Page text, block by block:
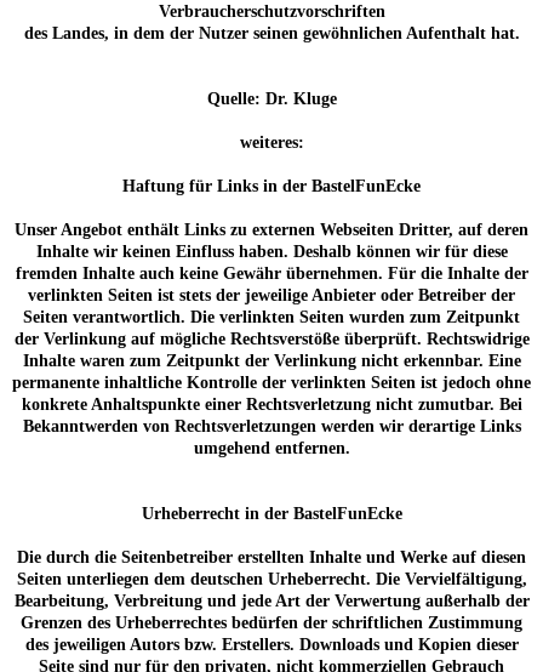
Verbraucherschutzvorschriften
des Landes, in dem der Nutzer seinen gewöhnlichen Aufenthalt hat.
Quelle: Dr. Kluge
weiteres:
Haftung für Links in der BastelFunEcke
Unser Angebot enthält Links zu externen Webseiten Dritter, auf deren
Inhalte wir keinen Einfluss haben. Deshalb können wir für diese
fremden Inhalte auch keine Gewähr übernehmen. Für die Inhalte der
verlinkten Seiten ist stets der jeweilige Anbieter oder Betreiber der
Seiten verantwortlich. Die verlinkten Seiten wurden zum Zeitpunkt
der Verlinkung auf mögliche Rechtsverstöße überprüft. Rechtswidrige
Inhalte waren zum Zeitpunkt der Verlinkung nicht erkennbar. Eine
permanente inhaltliche Kontrolle der verlinkten Seiten ist jedoch ohne
konkrete Anhaltspunkte einer Rechtsverletzung nicht zumutbar. Bei
Bekanntwerden von Rechtsverletzungen werden wir derartige Links
umgehend entfernen.
Urheberrecht in der BastelFunEcke
Die durch die Seitenbetreiber erstellten Inhalte und Werke auf diesen
Seiten unterliegen dem deutschen Urheberrecht. Die Vervielfältigung,
Bearbeitung, Verbreitung und jede Art der Verwertung außerhalb der
Grenzen des Urheberrechtes bedürfen der schriftlichen Zustimmung
des jeweiligen Autors bzw. Erstellers. Downloads und Kopien dieser
Seite sind nur für den privaten, nicht kommerziellen Gebrauch